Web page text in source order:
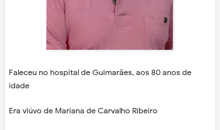
Faleceu no hospital de Guimarães, aos 80 anos de
idade
Era viúvo de Mariana de Carvalho Ribeiro